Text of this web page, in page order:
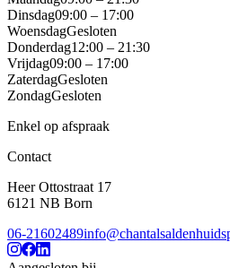
Dinsdag09:00 – 17:00
WoensdagGesloten
Donderdag12:00 – 21:30
Vrijdag09:00 – 17:00
ZaterdagGesloten
ZondagGesloten
Enkel op afspraak
Contact
Heer Ottostraat 17
6121 NB Born
06-21602489